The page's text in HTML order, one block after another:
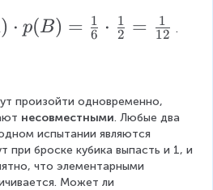
) ⋅ p(B) = 6
1 ⋅ 2
1 = 12
1 .
произойти одновременно,
несовместными. Любые два
испытании являются
при броске кубика выпасть и 1, и
что элементарными
Может ли